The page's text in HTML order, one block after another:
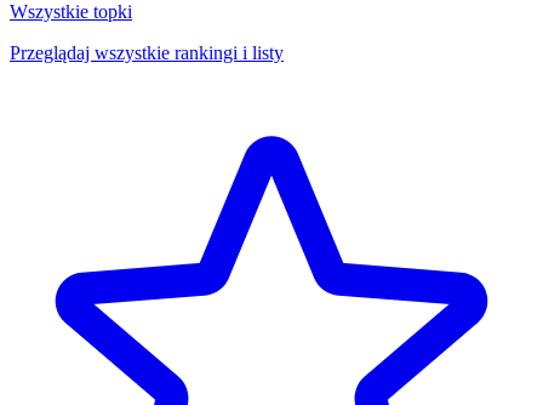
Wszystkie topki
Przeglądaj wszystkie rankingi i listy